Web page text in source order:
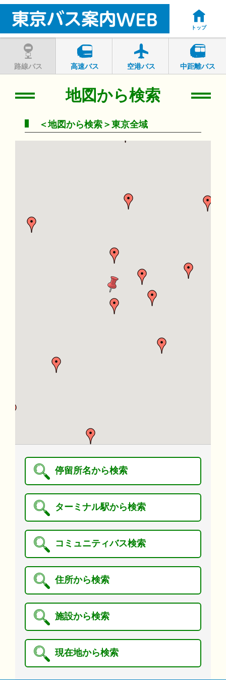
トップ
路線バス 高速バス 空港バス 中距離バス
地図から検索
＜地図から検索＞東京全域
停留所名から検索
ターミナル駅から検索
コミュニティバス検索
住所から検索
施設から検索
現在地から検索